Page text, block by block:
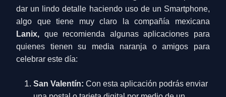
dar un lindo detalle haciendo uso de un Smartphone,
algo que tiene muy claro la compañía mexicana
Lanix, que recomienda algunas aplicaciones para
quienes tienen su media naranja oamigos para
celebrar este día:
San Valentín: Con esta aplicación podrás enviar